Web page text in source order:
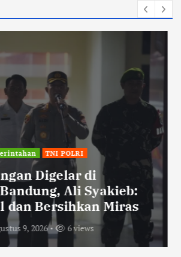
Kasus Pengeroyokan
Kaler, Berawal
Brong
8, 2026 3 views